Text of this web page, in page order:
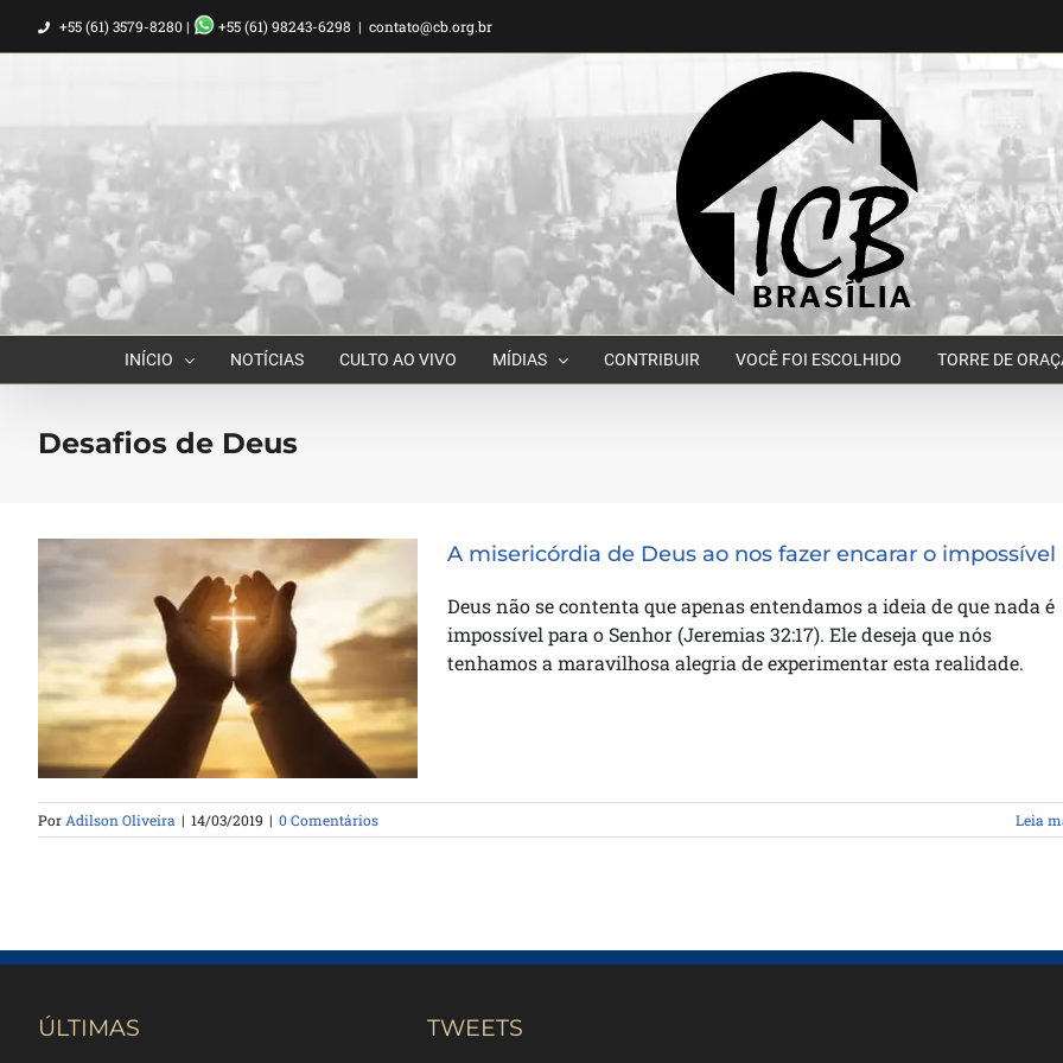
para
+55 (61) 3579-8280 | +55 (61) 98243-6298 | contato@cb.org.br
INÍCIO NOTÍCIAS CULTO AO VIVO MÍDIAS CONTRIBUIR VOCÊ FOI ESCOLHIDO TORRE DE
Desafios de Deus
A misericórdia de Deus ao nos
fazer encarar o impossível
A misericórdia de Deus ao nos fazer encarar o impossível
Deus não se contenta que apenas entendamos a ideia de que nada é
impossível para o Senhor (Jeremias 32:17). Ele deseja que nós
tenhamos a maravilhosa alegria de experimentar esta realidade.
Por Adilson Oliveira | 14/03/2019 | 0 Comentários Leia
ÚLTIMAS TWEETS